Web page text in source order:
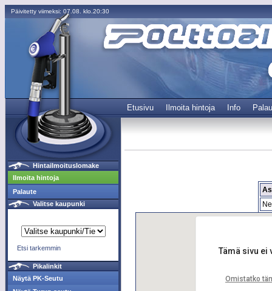
Päivitetty viimeksi: 07.08. klo.20:30
Etusivu Ilmoita hintoja Info
Hintailmoituslomake
Ilmoita hintoja
Palaute
Valitse kaupunki
Etsi tarkemmin
Pikalinkit
Näytä PK-Seutu
Tämä sivu ei
Omistatko